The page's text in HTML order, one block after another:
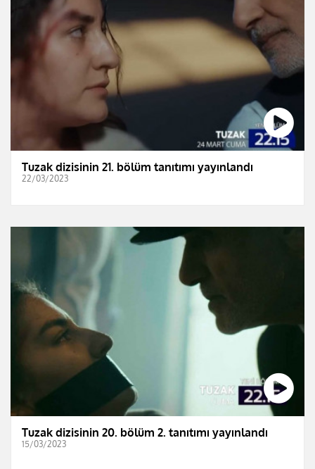
Tuzak dizisinin 21. bölüm tanıtımı yayınlandı
22/03/2023
Tuzak dizisinin 20. bölüm 2. tanıtımı yayınlandı
15/03/2023